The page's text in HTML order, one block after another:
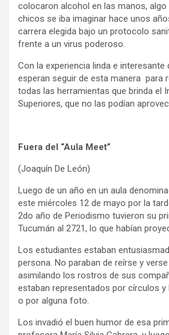
colocaron alcohol en las manos, algo
chicos se iba imaginar hace unos
carrera elegida bajo un protocolo
frente a un virus poderoso.
Con la experiencia linda e interesante
esperan seguir de esta manera para
todas las herramientas que brinda el
Superiores, que no las podían
Fuera del “Aula Meet”
(Joaquín De León)
Luego de un año en un aula
este miércoles 12 de mayo por la
2do año de Periodismo tuvieron su
Tucumán al 2721, lo que habían
Los estudiantes estaban
persona. No paraban de reírse y
asimilando los rostros de sus
estaban representados por círculos y
o por alguna foto.
Los invadió el buen humor de esa